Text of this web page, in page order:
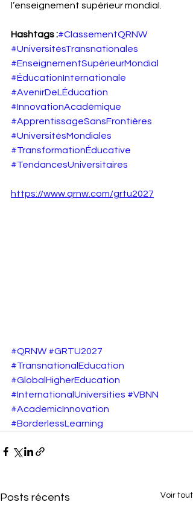
l’enseignement supérieur mondial.
Hashtags :#ClassementQRNW
#UniversitésTransnationales
#EnseignementSupérieurMondial
#ÉducationInternationale
#AvenirDeLÉducation
#InnovationAcadémique
#ApprentissageSansFrontières
#UniversitésMondiales
#TransformationÉducative
#TendancesUniversitaires
https://www.qrnw.com/grtu2027
#QRNW #GRTU2027
#TransnationalEducation
#GlobalHigherEducation
#InternationalUniversities #VBNN
#AcademicInnovation
#BorderlessLearning
Posts récents Voir tout